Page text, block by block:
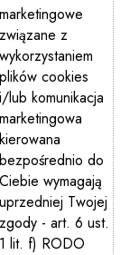
marketingowe
związane z
wykorzystaniem
plików cookies
i/lub komunikacja
marketingowa
kierowana
bezpośrednio do
Ciebie wymagają
uprzedniej Twojej
zgody - art. 6 ust.
1 lit. f) RODO